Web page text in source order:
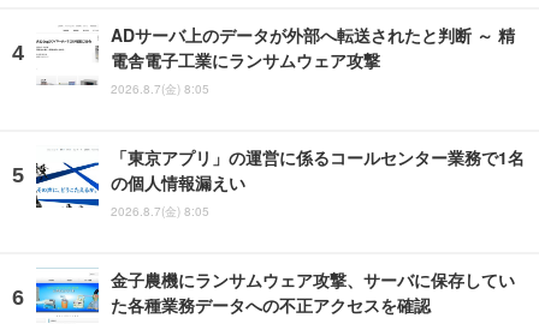
ADサーバ上のデータが外部へ転送されたと判断 ～ 精
電舎電子工業にランサムウェア攻撃
2026.8.7(金) 8:05
「東京アプリ」の運営に係るコールセンター業務で1名
の個人情報漏えい
2026.8.7(金) 8:05
金子農機にランサムウェア攻撃、サーバに保存してい
た各種業務データへの不正アクセスを確認